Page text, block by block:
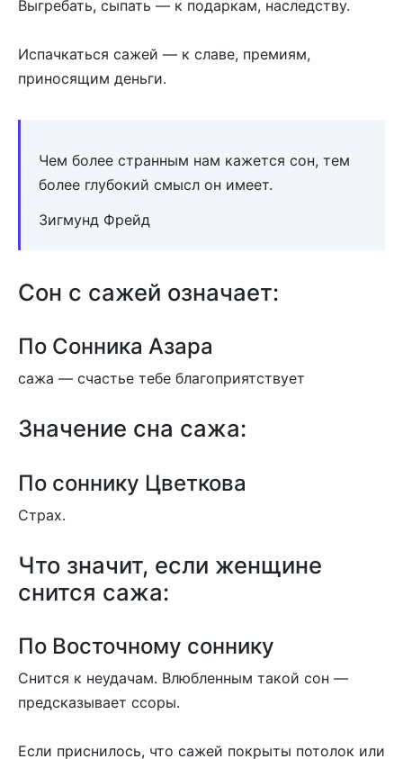
Выгребать, сыпать — к подаркам, наследству.
Испачкаться сажей — к славе, премиям,
приносящим деньги.
Чем более странным нам кажется сон, тем
более глубокий смысл он имеет.
Зигмунд Фрейд
Сон с сажей означает:
По Сонника Азара
сажа — счастье тебе благоприятствует
Значение сна сажа:
По соннику Цветкова
Страх.
Что значит, если женщине
снится сажа:
По Восточному соннику
Снится к неудачам. Влюбленным такой сон —
предсказывает ссоры.
Если приснилось, что сажей покрыты потолок или